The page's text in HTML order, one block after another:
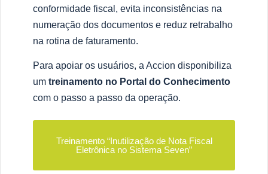
conformidade fiscal, evita inconsistências na
numeração dos documentos e reduz retrabalho
na rotina de faturamento.
Para apoiar os usuários, a Accion disponibiliza
um treinamento no Portal do Conhecimento
com o passo a passo da operação.
Treinamento “Inutilização de Nota Fiscal
Eletrônica no Sistema Seven”